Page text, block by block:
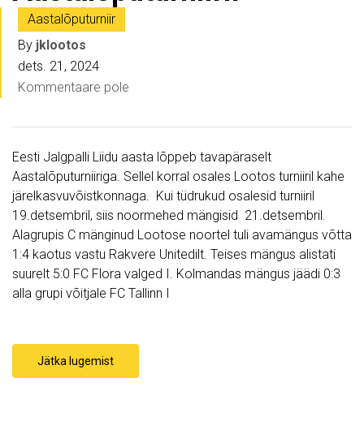
Aastalõputurniir
By jklootos
dets. 21, 2024
Kommentaare pole
Eesti Jalgpalli Liidu aasta lõppeb tavapäraselt
Aastalõputurniiriga. Sellel korral osales Lootos turniiril kahe
järelkasvuvõistkonnaga. Kui tüdrukud osalesid turniiril
19.detsembril, siis noormehed mängisid 21.detsembril.
Alagrupis C mänginud Lootose noortel tuli avamängus võtta
1:4 kaotus vastu Rakvere Unitedilt. Teises mängus alistati
suurelt 5:0 FC Flora valged I. Kolmandas mängus jäädi 0:3
alla grupi võitjale FC Tallinn I
Jätka lugemist